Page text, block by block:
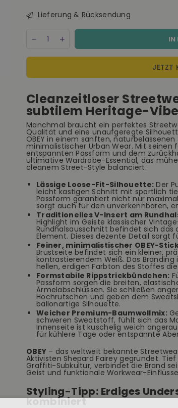
Lieferung & Rücksendung
Decrease
for
Works
Bold
Crew
Pullover
Herren
sand
Increase
quantity
for
Works
Bold
Crew
Pullover
Herren
sand
IN
JETZT
Cleanzeitloser
subtilem Heritage-Vibe
Manchmal braucht ein perfektes
Qualität und eine unaufgeregte
OBEY in einem sanften,
minimalistischer Urban Wear. Mit seinen
entspannten Passform und dem
ultimative Wardrobe-Essential, das
cleanem Street-Style balanciert.
Lässige Loose-Fit-Silhouette: Der
leicht kastigen Schnitt mit sportlich
Passform garantiert nicht nur
sorgt auch für den unverkennbaren,
Traditionelles V-Insert am
Highlight im Geiste klassischer
Rundhalsausschnitt befindet sich das
Element. Dieses dezente Detail sorgt
Feiner, minimalistischer OBEY-
Brustseite befindet sich ein kleiner,
kontrastierendem Weiß. Das
hellen, erdigen Farbton des Stoffes
Formstabile Rippstrickbündchen:
Passform sorgen die breiten,
Ärmelabschlüssen. Sie schließen
Hochrutschen und geben dem
ballonartige Silhouette.
Weicher Premium-Baumwollmix:
schweren Sweatstoff, fühlt sich das
Innenseite ist kuschelig weich
für kühlere Tage oder entspannte
OBEY – das weltweit bekannte
Aktivisten Shepard Fairey gegründet.
Graffiti-Subkultur, verbindet die Brand
Geist und funktionale Workwear-
Styling-Tipp: Erdiges
kombiniert